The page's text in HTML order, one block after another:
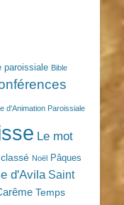
paroissiale Bible
d'Animation Paroissiale
Le mot
Noël Pâques
d'Avila Saint
Temps